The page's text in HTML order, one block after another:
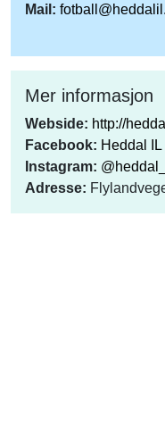
Mail:
Mer informasjon
Webside: http://
Facebook: Heddal
Instagram:
Adresse: